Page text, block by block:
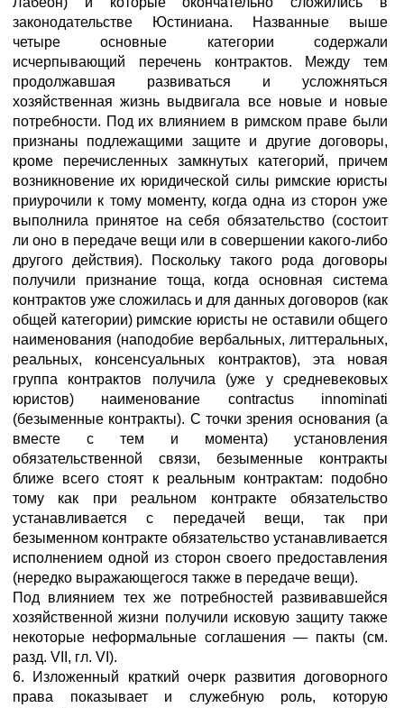
законодательстве Юстиниана. Названные выше
четыре основные категории содержали
исчерпывающий перечень контрактов. Между тем
продолжавшая развиваться и усложняться
хозяйственная жизнь выдвигала все новые и новые
потребности. Под их влиянием в римском праве были
признаны подлежащими защите и другие договоры,
кроме перечисленных замкнутых категорий, причем
возникновение их юридической силы римские юристы
приурочили к тому моменту, когда одна из сторон уже
выполнила принятое на себя обязательство (состоит
ли оно в передаче вещи или в совершении какого-либо
другого действия). Поскольку такого рода договоры
получили признание тоща, когда основная система
контрактов уже сложилась и для данных договоров (как
общей категории) римские юристы не оставили общего
наименования (наподобие вербальных, литтеральных,
реальных, консенсуальных контрактов), эта новая
группа контрактов получила (уже у средневековых
юристов) наименование contractus innominati
(безыменные контракты). С точки зрения основания (а
вместе с тем и момента) установления
обязательственной связи, безыменные контракты
ближе всего стоят к реальным контрактам: подобно
тому как при реальном контракте обязательство
устанавливается с передачей вещи, так при
безыменном контракте обязательство устанавливается
исполнением одной из сторон своего предоставления
(нередко выражающегося также в передаче вещи).
Под влиянием тех же потребностей развивавшейся
хозяйственной жизни получили исковую защиту также
некоторые неформальные соглашения — пакты (см.
разд. VII, гл. VI).
6. Изложенный краткий очерк развития договорного
права показывает и служебную роль, которую